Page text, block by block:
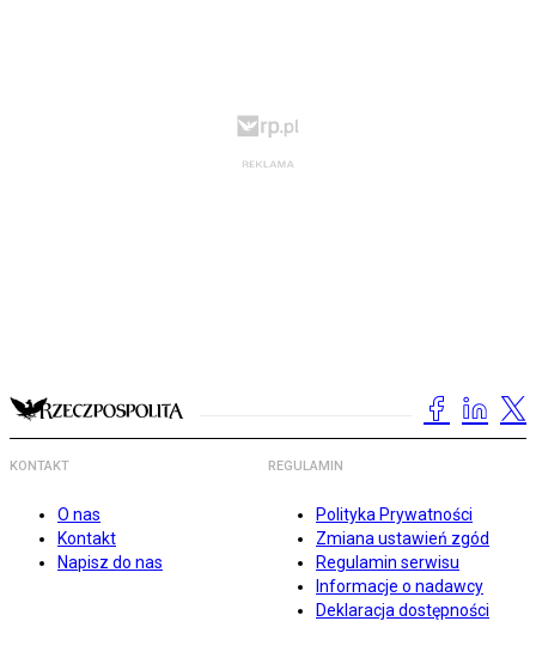
KONTAKT
O nas
Kontakt
Napisz do nas
REGULAMIN
Polityka Prywatności
Zmiana ustawień zgód
Regulamin serwisu
Informacje o nadawcy
Deklaracja dostępności